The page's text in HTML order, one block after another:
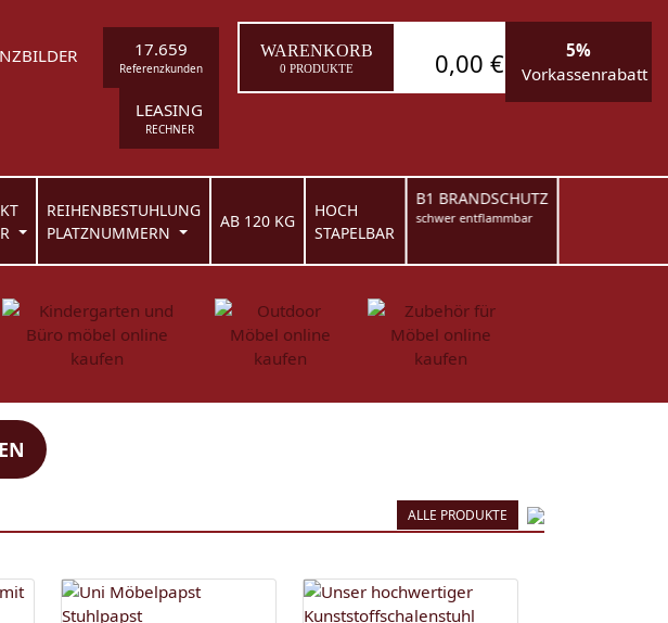
17.659
Referenzkunden
LEASING
RECHNER
WARENKORB
0 PRODUKTE 0,00 €
5%
Vorkassenrabatt
REIHENBESTUHLUNG
PLATZNUMMERN
AB 120 KG
HOCH
STAPELBAR
B1 BRANDSCHUTZ
schwer entflammbar
ALLE PRODUKTE